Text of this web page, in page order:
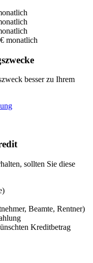
monatlich
besser zu Ihrem
sollten Sie diese
Beamte, Rentner)
Kreditbetrag